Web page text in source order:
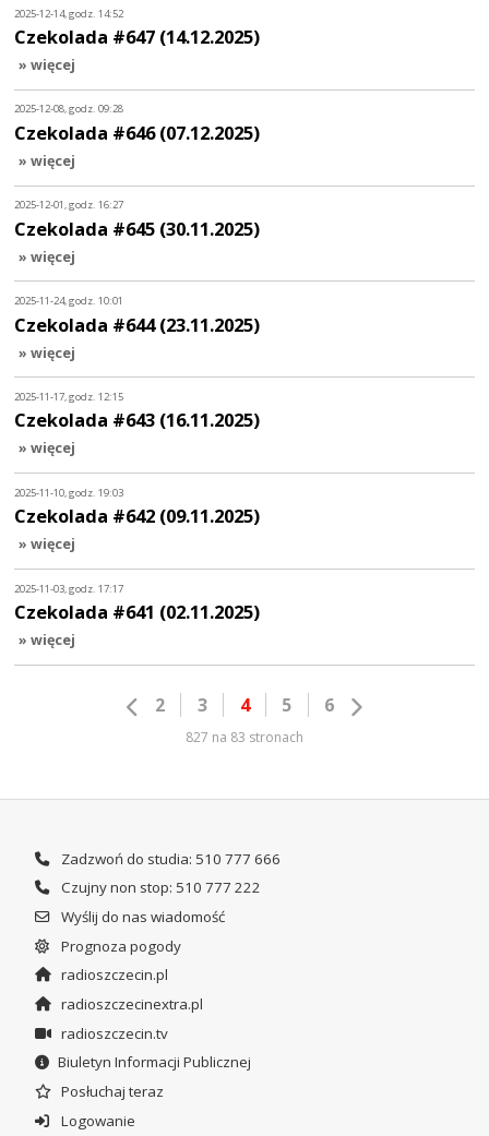
2025-12-14, godz. 14:52
Czekolada #647 (14.12.2025)
» więcej
2025-12-08, godz. 09:28
Czekolada #646 (07.12.2025)
» więcej
2025-12-01, godz. 16:27
Czekolada #645 (30.11.2025)
» więcej
2025-11-24, godz. 10:01
Czekolada #644 (23.11.2025)
» więcej
2025-11-17, godz. 12:15
Czekolada #643 (16.11.2025)
» więcej
2025-11-10, godz. 19:03
Czekolada #642 (09.11.2025)
» więcej
2025-11-03, godz. 17:17
Czekolada #641 (02.11.2025)
» więcej
2 3 4 5 6
827 na 83 stronach
Zadzwoń do studia: 510 777 666
Czujny non stop: 510 777 222
Wyślij do nas wiadomość
Prognoza pogody
radioszczecin.pl
radioszczecinextra.pl
radioszczecin.tv
Biuletyn Informacji Publicznej
Posłuchaj teraz
Logowanie